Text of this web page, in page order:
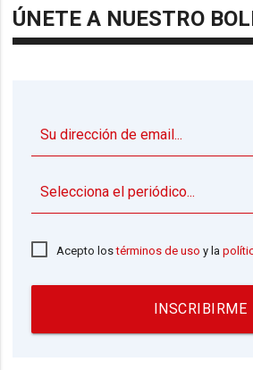
ÚNETE A NUESTRO
Acepto lostérminos de uso y la
INSCRIBIRME